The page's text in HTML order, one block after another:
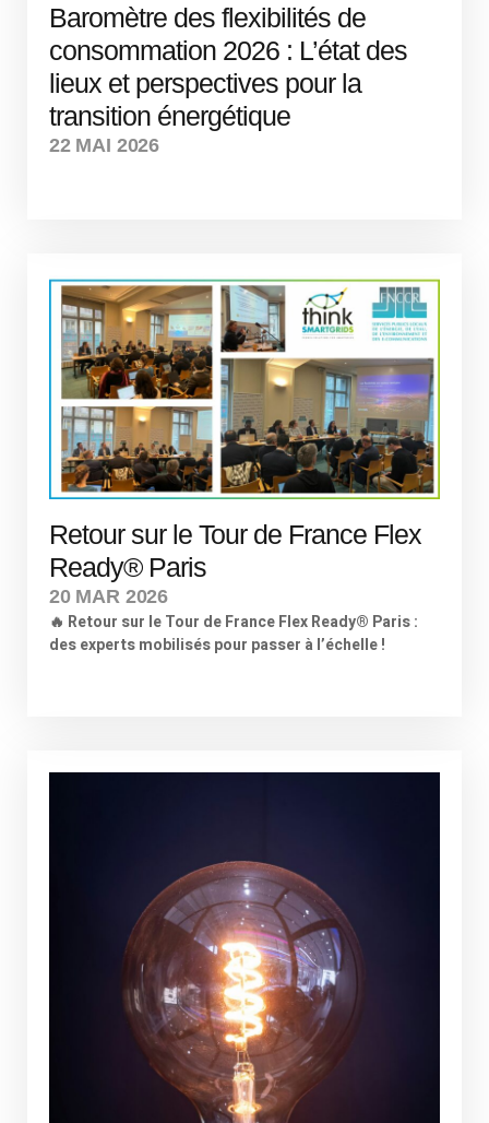
Baromètre des flexibilités de
consommation 2026 : L’état des
lieux et perspectives pour la
transition énergétique
22 MAI 2026
Retour sur le Tour de France Flex
Ready® Paris
20 MAR 2026
🔥 Retour sur le Tour de France Flex Ready® Paris :
des experts mobilisés pour passer à l’échelle !